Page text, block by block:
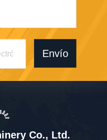
Envío
Co., Ltd.